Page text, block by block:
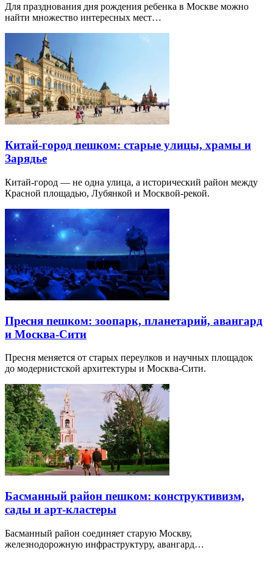
Для празднования дня рождения ребенка в Москве можно
найти множество интересных мест…
Китай-город пешком: старые улицы, храмы и
Зарядье
Китай-город — не одна улица, а исторический район между
Красной площадью, Лубянкой и Москвой-рекой.
Пресня пешком: зоопарк, планетарий, авангард
и Москва-Сити
Пресня меняется от старых переулков и научных площадок
до модернистской архитектуры и Москва-Сити.
Басманный район пешком: конструктивизм,
сады и арт-кластеры
Басманный район соединяет старую Москву,
железнодорожную инфраструктуру, авангард…